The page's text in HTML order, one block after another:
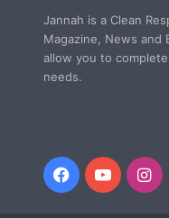
Jannah is a Clean
Magazine, News and
allow you to
needs.
Facebook
YouTube